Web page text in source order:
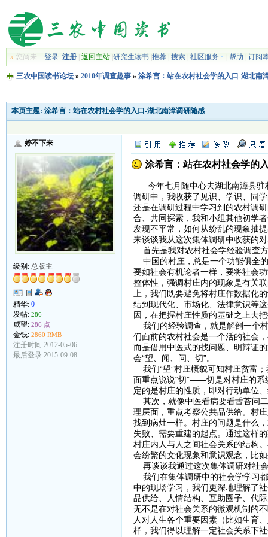
»您尚未 登录 注册| 返回主站| 研究生读书| 推荐| 搜索| 社区服务 帮助 订阅
三农中国读书论坛» 2010年调查趣事» 涂希言：站在农村社会学的入口-湖北南
本页主题: 涂希言：站在农村社会学的入口-湖北南漳调研随感
婷不下来
级别: 总版主
精华: 0
发帖: 286
威望: 286 点
金钱: 2860 RMB
注册时间:2012-05-06
最后登录:2015-09-08
涂希言：站在农村社会学的
今年七月随中心去湖北南漳县驻
调研中，我收获了见识、学识、同
还是在调研过程中学习到的农村调
合、共同探索，我和小组其他初学
发现不平常，如何从纷乱的现象抽
来谈谈我从这次集体调研中收获的
首先是我对农村社会学经验调查
中国的村庄，总是一个功能俱全
要如社会有机论者一样，要将社会
整体性，强调村庄内的现象是有关
上，我们既要避免将村庄作数据化
结到现代化、市场化、法律意识等
因，在把握村庄性质的基础之上去
我们的经验调查，就是解剖一个
们面前的农村社会是一个活的社会
而是借用中医式的找问题、明辩证
会“望、闻、问、切”。
我们“望”村庄概貌可知村庄贫富；
面重点说说“切”——切是对村庄的系
定的是村庄的性质，即对行动单位
其次，就像中医看病要看舌苔问
理层面，重点考察公共品供给。村
找到病灶一样。村庄的问题是什么
失败、需要重建的起点。通过这样
村庄内人与人之间社会关系的结构
会纷繁的文化现象和意识观念，比
再谈谈我通过这次集体调研对社
我们在集体调研中的社会学学习
中的现场学习，我们更深地理解了
品供给、人情结构、互助圈子、代
无不是在对社会关系的微观机制的
人对人生各个重要因素（比如生育
样，我们得以理解一定社会关系下